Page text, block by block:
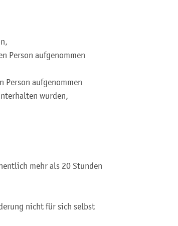
Person aufgenommen
Person aufgenommen
wurden,
mehr als 20 Stunden
nicht für sich selbst